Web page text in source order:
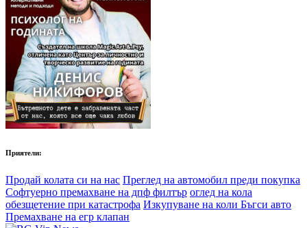
Приятели:
Продай колата си на нас Преглед на автомобил преди покупка
Софтуерно премахване на дпф филтър оглед на кола
обезщетение при катастрофа Изкупуване на коли Бъгси авто
Премахване на егр клапан